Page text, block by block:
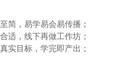
简，易学易会易传播；
适，线下再做工作坊；
实目标，学完即产出；